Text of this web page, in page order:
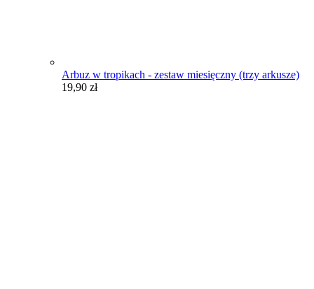
Arbuz w tropikach - zestaw miesięczny (trzy arkusze)
19,90 zł